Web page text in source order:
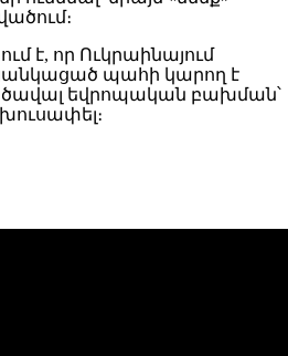
է, որ Ուկրաինայում
պահի կարող է
եվրոպական բախման՝